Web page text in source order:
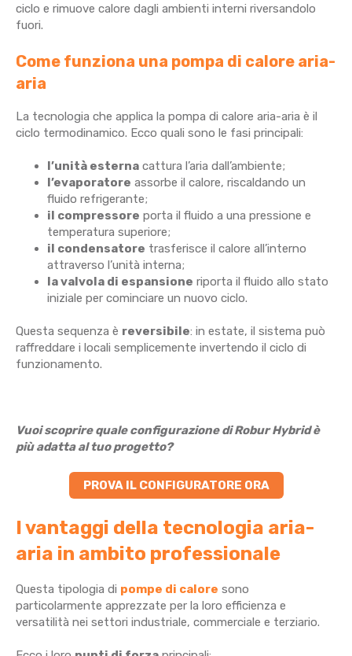
ciclo e rimuove calore dagli ambienti interni riversandolo
fuori.
Come funziona una pompa di calore aria-
aria
La tecnologia che applica la pompa di calore aria-aria è il
ciclo termodinamico. Ecco quali sono le fasi principali:
l’unità esterna cattura l’aria dall’ambiente;
l’evaporatore assorbe il calore, riscaldando un
fluido refrigerante;
il compressore porta il fluido a una pressione e
temperatura superiore;
il condensatore trasferisce il calore all’interno
attraverso l’unità interna;
la valvola di espansione riporta il fluido allo stato
iniziale per cominciare un nuovo ciclo.
Questa sequenza è reversibile: in estate, il sistema può
raffreddare i locali semplicemente invertendo il ciclo di
funzionamento.
Vuoi scoprire quale configurazione di Robur Hybrid è
più adatta al tuo progetto?
PROVA IL CONFIGURATORE ORA
I vantaggi della tecnologia aria-
aria in ambito professionale
Questa tipologia di pompe di calore sono
particolarmente apprezzate per la loro efficienza e
versatilità nei settori industriale, commerciale e terziario.